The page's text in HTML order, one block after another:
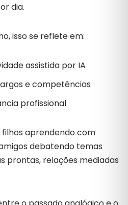
dia.
issose refleteem:
assistida por IA
ecompetências
profissional
filhos aprendendocom
debatendo temas
prontas, relações mediadas